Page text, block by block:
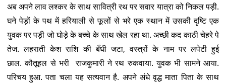
अब अपने लाव लश्कर के साथ सावित्री रथ पर सवार यात्रा को निकल पड़ी.
घने पेड़ों के पथ में हरियाली से फूलों से भरे एक स्थान में उसकी दृष्टि एक
युवक पर पड़ी जो घोड़े के बच्चे के साथ खेल रहा था. अच्छी कद काठी चेहरे पे
तेज. लहराती केश राशि की बँधी जटा, वस्त्रों के नाम पर लपेटी हुई
छाल. कौतूहल से भरी राजकुमारी ने रथ रुकवाया. युवक भी सामने आया.
परिचय हुआ. पता चला यह सत्यवान है. अपने अंधे वृद्ध माता पिता के साथ